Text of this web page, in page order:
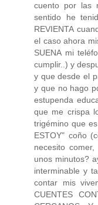
cuento por las
sentido he
REVIENTA
el caso ahora
SUENA mi
cumplir..) y
y que desde el
y que no hago
estupenda
que me crispa
trigémino que es
ESTOY" coño
necesito
unos minutos?
interminable y
contar mis
CUENTES